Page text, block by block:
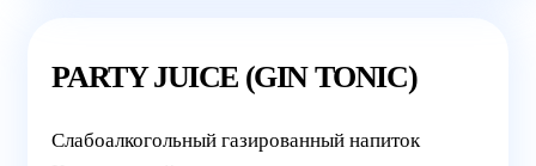
PARTY JUICE (GIN TONIC)
Cлабоалкогольный газированный напиток